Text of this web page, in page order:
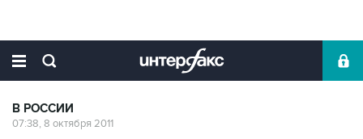
В РОССИИ
07:38, 8 октября 2011